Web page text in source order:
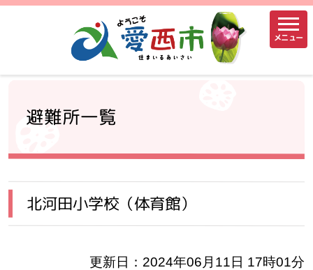
メニュー
避難所一覧
北河田小学校（体育館）
更新日：2024年06月11日 17時01分